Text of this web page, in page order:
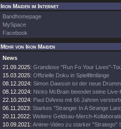
Iron Maiden im Internet
Bandhomepage
MySpace
Facebook
Mehr von Iron Maiden
News
21.09.2025: Grandiose "Run Fo Your Lives"-
15.03.2025: Offizielle Doku in Spielfilmlänge
08.12.2024: Simon Dawson ist der neue
08.12.2024: Nicko McBrain beendet seine Live-
22.10.2024: Paul DiAnno mit 66 Jahren
06.11.2023: Starkes "Stranger In A Strange
20.11.2022: Weitere Geldsau-Merch-
10.09.2021: Anime-Video zu starker "Stratego"